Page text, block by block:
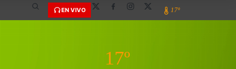
EN VIVO 17º
17º